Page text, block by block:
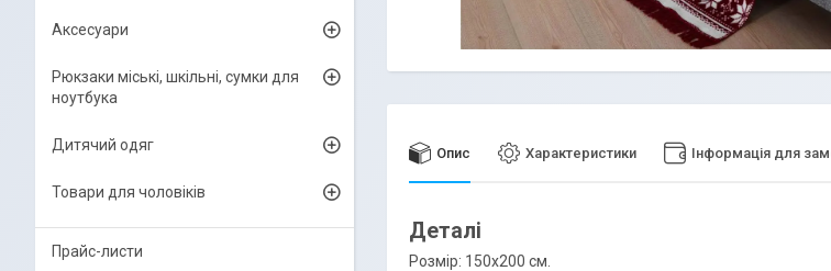
Опис Характеристики Інформація для
Деталі
Розмір: 150х200 см.
Аксесуари
Рюкзаки міські, шкільні, сумки для
ноутбука
Дитячий одяг
Товари для чоловіків
Прайс-листи